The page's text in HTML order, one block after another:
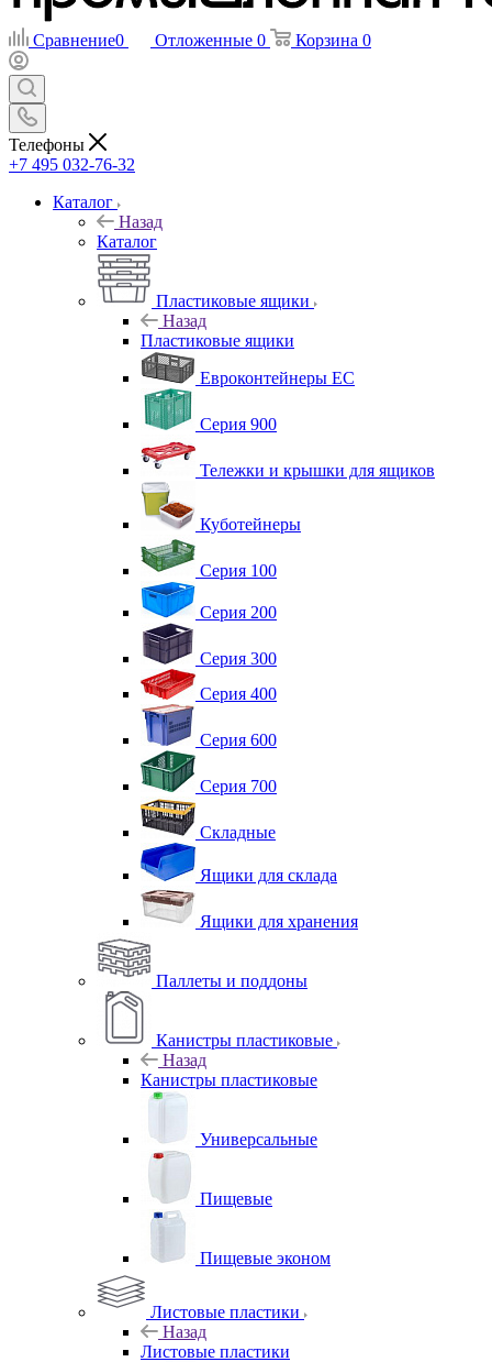
Сравнение0 Отложенные 0 Корзина 0
Телефоны
+7 495 032-76-32
Каталог
Назад
Каталог
Пластиковые ящики
Назад
Пластиковые ящики
Евроконтейнеры ЕС
Серия 900
Тележки и крышки для ящиков
Куботейнеры
Серия 100
Серия 200
Серия 300
Серия 400
Серия 600
Серия 700
Складные
Ящики для склада
Ящики для хранения
Паллеты и поддоны
Канистры пластиковые
Назад
Канистры пластиковые
Универсальные
Пищевые
Пищевые эконом
Листовые пластики
Назад
Листовые пластики